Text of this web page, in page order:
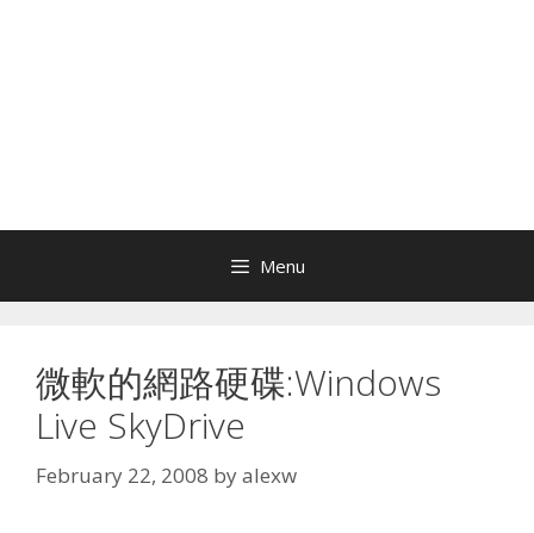
Menu
微軟的網路硬碟:Windows
Live SkyDrive
February 22, 2008 byalexw